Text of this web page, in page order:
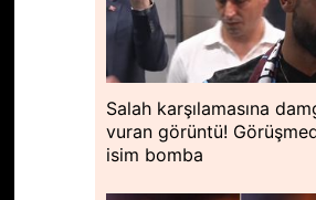
Salah karşılamasına
vuran görüntü!
isim bomba